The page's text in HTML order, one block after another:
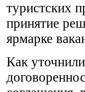
туристских
принятие
ярмарке
Как